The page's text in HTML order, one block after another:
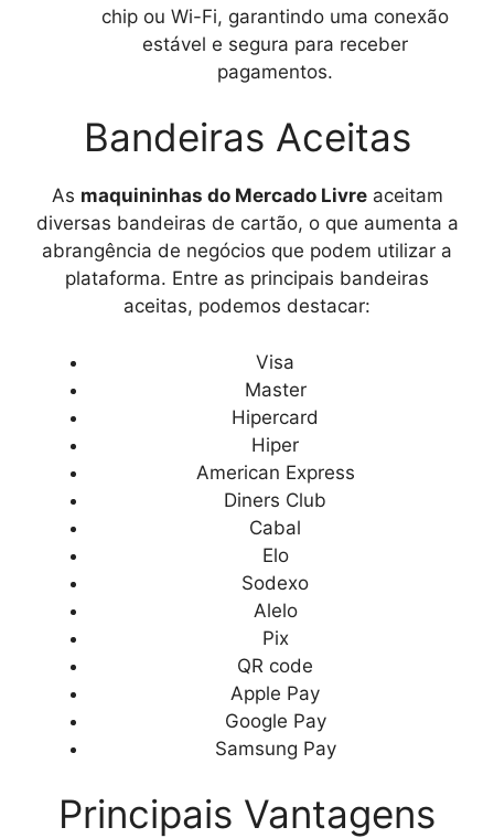
chip ou Wi-Fi, garantindo uma conexão
estável e segura para receber
pagamentos.
Bandeiras Aceitas
As maquininhas do Mercado Livreaceitam
diversas bandeiras de cartão, o que aumenta a
abrangência de negócios que podem utilizar a
plataforma. Entre as principais bandeiras
aceitas, podemos destacar:
Visa
Master
Hipercard
Hiper
American Express
Diners Club
Cabal
Elo
Sodexo
Alelo
Pix
QR code
Apple Pay
Google Pay
Samsung Pay
Principais Vantagens